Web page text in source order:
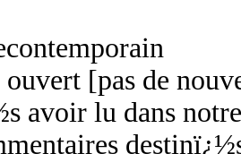
[pas de
avoir lu dans